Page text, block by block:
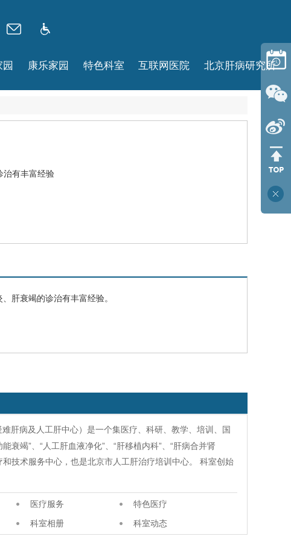
康乐家园 特色科室 互联网医院 北京肝病研究所
治有丰富经验
肝衰竭的诊治有丰富经验。
难肝病及人工肝中心）是一个集医疗、科研、教学、培训、国
衰竭”、“人工肝血液净化”、“肝移植内科”、“肝病合并肾
技术服务中心，也是北京市人工肝治疗培训中心。 科室创始
医疗服务
特色医疗
科室相册 科室动态